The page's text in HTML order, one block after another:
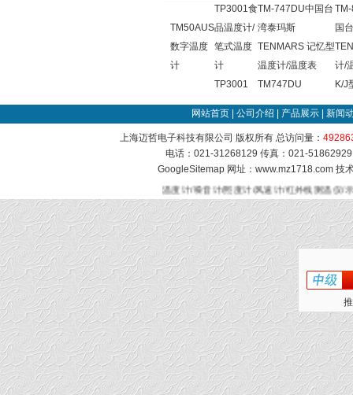
TM50AUS
数字温度
计
TP3001食
品温度计/
笔式温度
计
TP3001
TM-747DU中国台
湾泰玛斯
TENMARS 记忆型
温度计/温度表
TM747DU
国
计/
K/J
网站首页 公司介绍 产品展示 新闻
上海迈哲电子科技有限公司 版权所有 总访问量：
电话：021-31268129 传真：021-
GoogleSitemap网址：www.mz1718.com 技
温度计/噪音计/照度计/风速计/红外线测温仪/